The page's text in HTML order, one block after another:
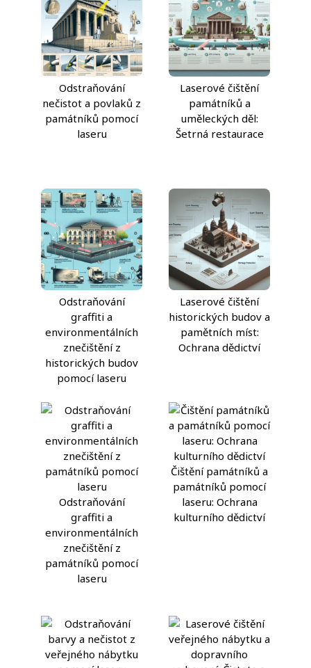
Odstraňování
nečistot a povlaků z
památníků pomocí
laseru
Laserové čištění
památníků a
uměleckých děl:
Šetrná restaurace
Odstraňování
graffiti a
environmentálních
znečištění z
historických budov
pomocí laseru
Laserové čištění
historických budov a
pamětních míst:
Ochrana dědictví
Odstraňování
graffiti a
environmentálních
znečištění z
památníků pomocí
laseru
Čištění památníků a
památníků pomocí
laseru: Ochrana
kulturního dědictví